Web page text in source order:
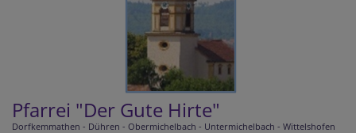
Pfarrei "Der Gute Hirte"
Dorfkemmathen - Dühren - Obermichelbach - Untermichelbach - Wittelshofen